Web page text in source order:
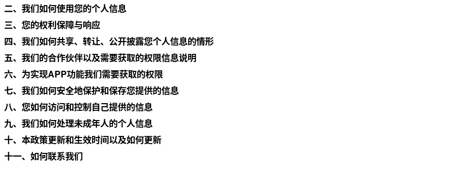
二、我们如何使用您的个人信息
三、您的权利保障与响应
四、我们如何共享、转让、公开披露您个人信息的情形
五、我们的合作伙伴以及需要获取的权限信息说明
六、为实现APP功能我们需要获取的权限
七、我们如何安全地保护和保存您提供的信息
八、您如何访问和控制自己提供的信息
九、我们如何处理未成年人的个人信息
十、本政策更新和生效时间以及如何更新
十一、如何联系我们